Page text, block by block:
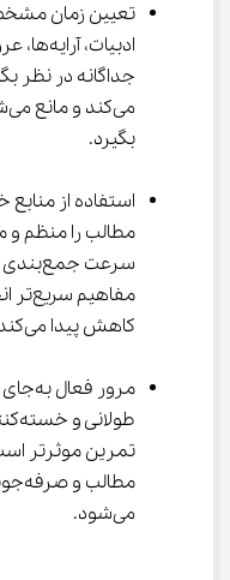
تعیین زمان
جداگانه در نظر
بگیرد.
استفاده از
کاهش پیدا می‌کند.
تمرین موثرتر
می‌شود.